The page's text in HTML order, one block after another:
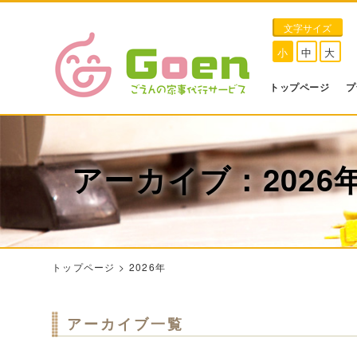
文字サイズ
小 中 大
トップページ
アーカイブ：2026
トップページ > 2026年
アーカイブ一覧